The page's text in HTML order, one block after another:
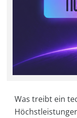
Was treibt ein